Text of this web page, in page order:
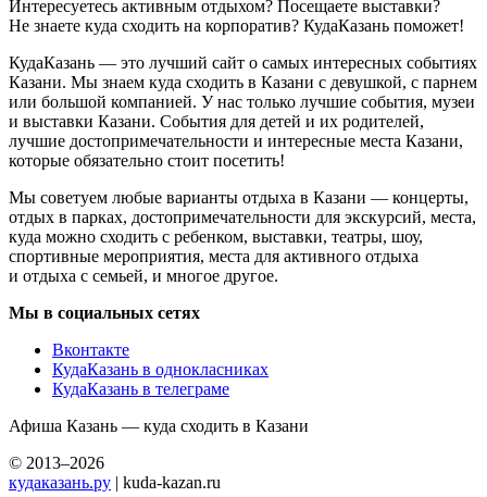
Интересуетесь активным отдыхом? Посещаете выставки?
Не знаете куда сходить на корпоратив? КудаКазань поможет!
КудаКазань — это лучший сайт о самых интересных событиях
Казани. Мы знаем куда сходить в Казани с девушкой, с парнем
или большой компанией. У нас только лучшие события, музеи
и выставки Казани. События для детей и их родителей,
лучшие достопримечательности и интересные места Казани,
которые обязательно стоит посетить!
Мы советуем любые варианты отдыха в Казани — концерты,
отдых в парках, достопримечательности для экскурсий, места,
куда можно сходить с ребенком, выставки, театры, шоу,
спортивные мероприятия, места для активного отдыха
и отдыха с семьей, и многое другое.
Мы в социальных сетях
Вконтакте
КудаКазань в однокласниках
КудаКазань в телеграме
Афиша Казань — куда сходить в Казани
© 2013–2026
кудаказань.ру | kuda-kazan.ru